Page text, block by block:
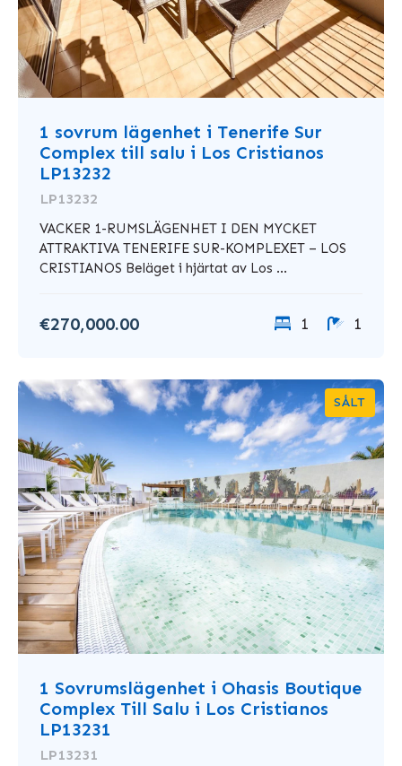
1 sovrum lägenhet i Tenerife Sur
Complex till salu i Los Cristianos
LP13232
LP13232
VACKER 1-RUMSLÄGENHET I DEN MYCKET
ATTRAKTIVA TENERIFE SUR-KOMPLEXET – LOS
CRISTIANOS Beläget i hjärtat av Los ...
€270,000.00 1 1
SÅLT
1 Sovrumslägenhet i Ohasis Boutique
Complex Till Salu i Los Cristianos
LP13231
LP13231